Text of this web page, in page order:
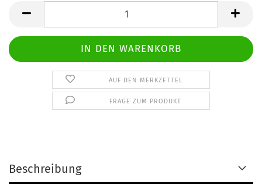
AUF DEN MERKZETTEL
FRAGE ZUM PRODUKT
Beschreibung